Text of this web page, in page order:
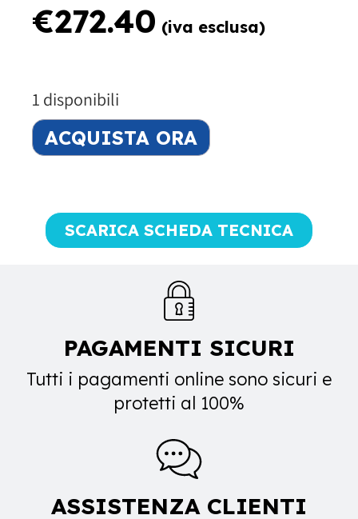
SCARICA SCHEDA TECNICA
€272.40 (iva esclusa)
1 disponibili
ACQUISTA ORA
Alternative:
PAGAMENTI SICURI
Tutti i pagamenti online sono sicuri e
protetti al 100%
ASSISTENZA CLIENTI